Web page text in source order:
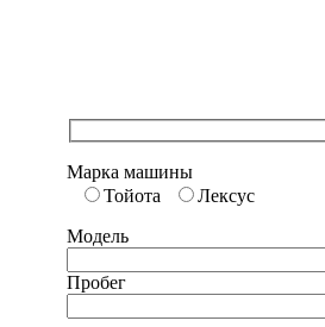
Марка машины
Тойота
Лексус
Модель
Пробег